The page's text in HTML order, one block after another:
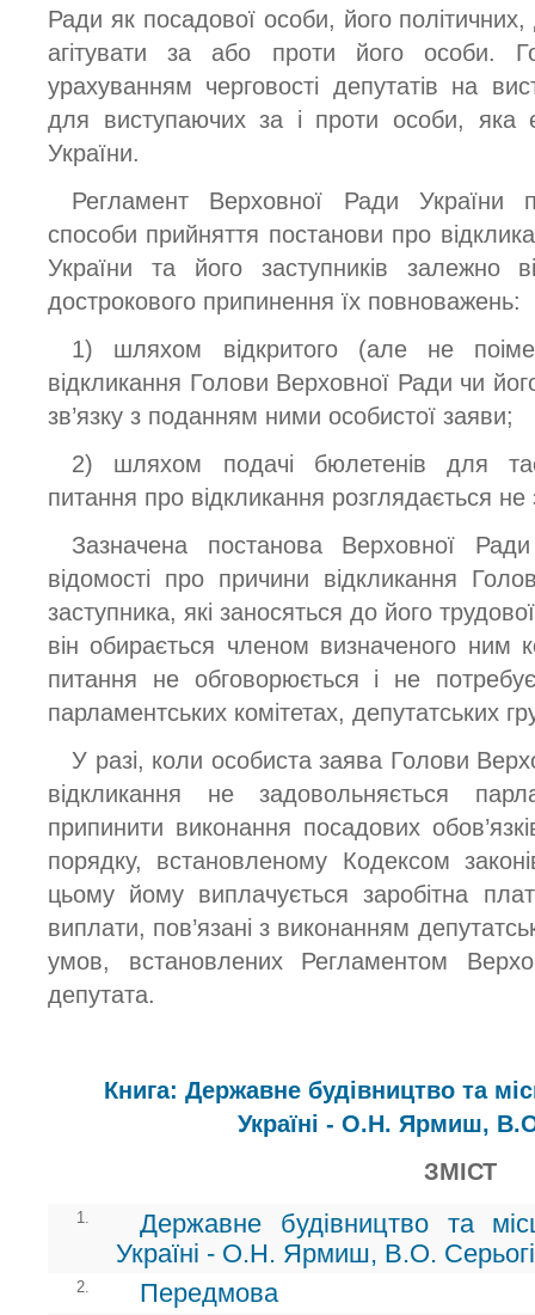
Ради як посадової особи, його
агітувати за або проти його особи.
урахуванням черговості депутатів на
для виступаючих за і проти особи, яка
України.
Регламент Верховної Ради України
способи прийняття постанови про
України та його заступників залежно
дострокового припинення їх повноважень:
1) шляхом відкритого (але не
відкликання Голови Верховної Ради чи
зв’язку з поданням ними особистої заяви;
2) шляхом подачі бюлетенів для
питання про відкликання розглядається не
Зазначена постанова Верховної
відомості про причини відкликання
заступника, які заносяться до його
він обирається членом визначеного ним
питання не обговорюється і не
парламентських комітетах, депутатських
У разі, коли особиста заява Голови
відкликання не задовольняється
припинити виконання посадових
порядку, встановленому Кодексом
цьому йому виплачується заробітна
виплати, пов’язані з виконанням
умов, встановлених Регламентом
депутата.
Книга: Державне будівництво та
Україні - О.Н. Ярмиш,
ЗМІСТ
1.
Державне будівництво та
Україні - О.Н. Ярмиш, В.О.
2. Передмова